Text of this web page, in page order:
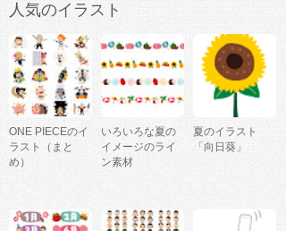
人気のイラスト
ONE PIECEのイ
ラスト（まと
め）
いろいろな夏の
イメージのライ
ン素材
夏のイラスト
「向日葵」